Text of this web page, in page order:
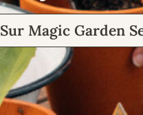
Sur Magic Garden